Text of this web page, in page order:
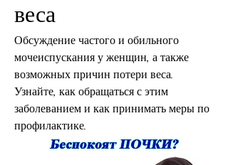
веса
Обсуждение частого и обильного
мочеиспускания у женщин, а также
возможных причин потери веса.
Узнайте, как обращаться с этим
заболеванием и как принимать меры по
профилактике.